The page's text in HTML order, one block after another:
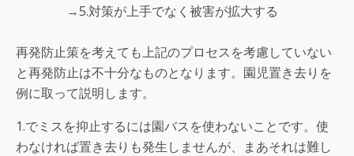
→5.対策が上手でなく被害が拡大する
再発防止策を考えても上記のプロセスを考慮していない
と再発防止は不十分なものとなります。園児置き去りを
例に取って説明します。
1.でミスを抑止するには園バスを使わないことです。使
わなければ置き去りも発生しませんが、まあそれは難し